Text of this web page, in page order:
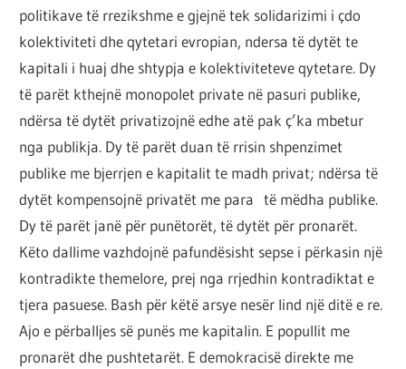
politikave të rrezikshme e gjejnë tek solidarizimi i çdo
kolektiviteti dhe qytetari evropian, ndersa të dytët te
kapitali i huaj dhe shtypja e kolektiviteteve qytetare. Dy
të parët kthejnë monopolet private në pasuri publike,
ndërsa të dytët privatizojnë edhe atë pak ç’ka mbetur
nga publikja. Dy të parët duan të rrisin shpenzimet
publike me bjerrjen e kapitalit te madh privat; ndërsa të
dytët kompensojnë privatët me para të mëdha publike.
Dy të parët janë për punëtorët, të dytët për pronarët.
Këto dallime vazhdojnë pafundësisht sepse i përkasin një
kontradikte themelore, prej nga rrjedhin kontradiktat e
tjera pasuese. Bash për këtë arsye nesër lind një ditë e re.
Ajo e përballjes së punës me kapitalin. E popullit me
pronarët dhe pushtetarët. E demokracisë direkte me